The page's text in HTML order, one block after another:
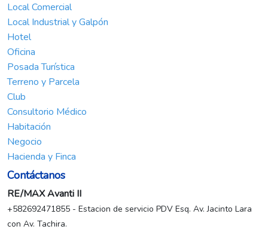
Local Comercial
Local Industrial y Galpón
Hotel
Oficina
Posada Turística
Terreno y Parcela
Club
Consultorio Médico
Habitación
Negocio
Hacienda y Finca
Contáctanos
RE/MAX Avanti II
+582692471855 - Estacion de servicio PDV Esq. Av. Jacinto Lara
con Av. Tachira.